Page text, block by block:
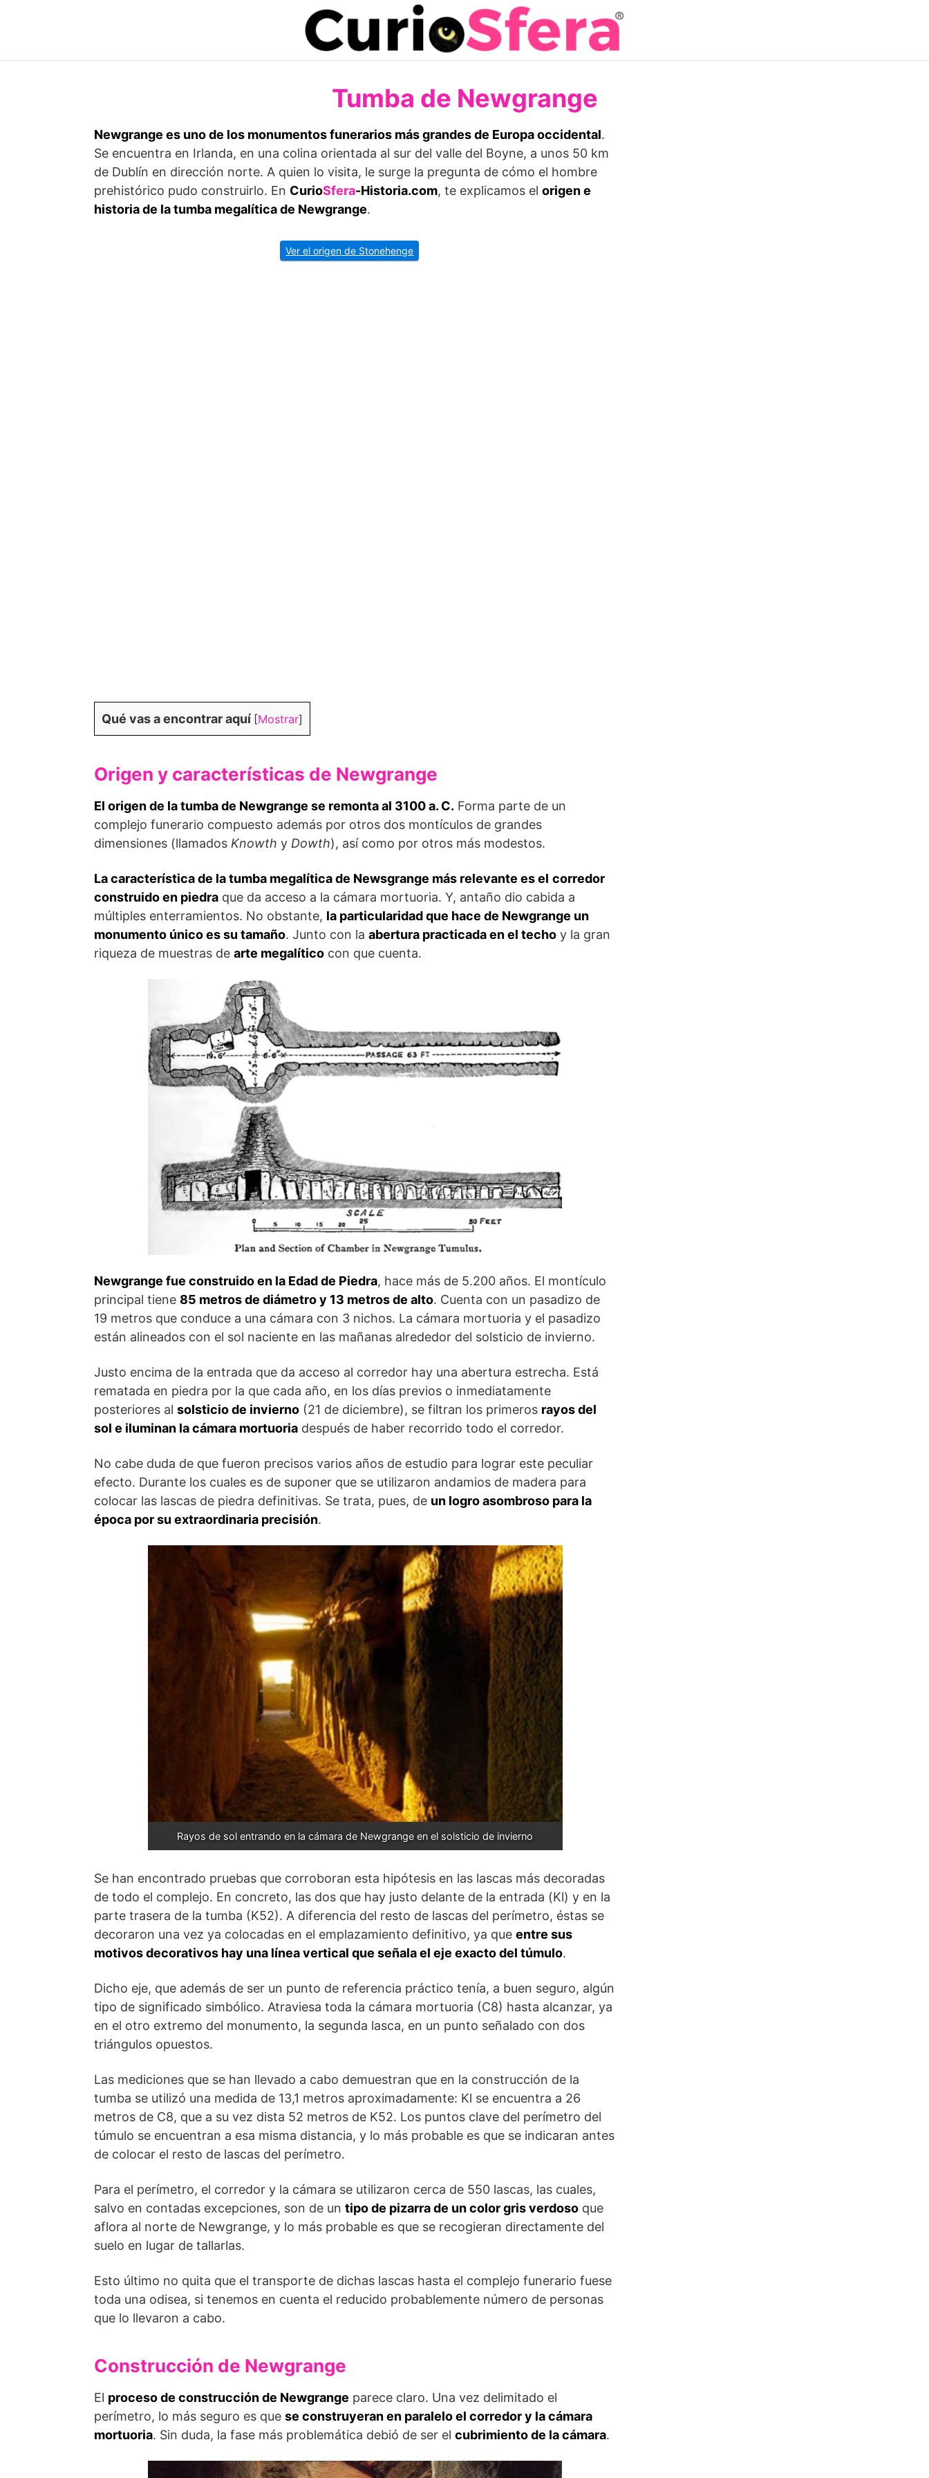
Tumba de Newgrange
Newgrange es uno de los monumentos funera­rios más grandes de Europa occidental.
Se encuentra en Irlanda, en una colina orientada al sur del valle del Boyne, a unos 50 km
de Dublín en dirección norte. A quien lo visita, le surge la pregunta de cómo el hombre
prehistórico pudo construirlo. En CurioSfera-Historia.com, te explicamos el origen e
historia de la tumba megalítica de Newgrange.
Ver el origen de Stonehenge
Qué vas a encontrar aquí [Mostrar]
Origen y características de Newgrange
El origen de la tumba de Newgrange se remonta al 3100 a. C. Forma parte de un
complejo funerario compuesto además por otros dos montículos de grandes
dimensiones (llamados Knowth y Dowth), así como por otros más modestos.
La característica de la tumba megalítica de Newsgrange más relevante es el corredor
construido en piedra que da acceso a la cámara mortuoria. Y, antaño dio cabida a
múltiples enterramientos. No obstante, la particularidad que hace de Newgrange un
monumento único es su tamaño. Junto con la abertura practicada en el techo y la gran
riqueza de muestras de arte megalítico con que cuenta.
Newgrange fue construido en la Edad de Piedra, hace más de 5.200 años. El montículo
principal tiene 85 metros de diámetro y 13 metros de alto. Cuenta con un pasadizo de
19 metros que conduce a una cámara con 3 nichos. La cámara mortuoria y el pasadizo
están alineados con el sol naciente en las mañanas alrededor del solsticio de invierno.
Justo encima de la entrada que da acceso al corredor hay una abertura estrecha. Está
rematada en piedra por la que cada año, en los días previos o inmediatamente
posteriores al solsticio de invierno (21 de diciembre), se filtran los primeros rayos del
sol e iluminan la cámara mortuo­ria después de haber recorrido todo el corredor.
No cabe duda de que fueron precisos varios años de estudio para lograr este peculiar
efecto. Durante los cuales es de suponer que se utilizaron andamios de madera para
colocar las lascas de piedra definitivas. Se trata, pues, de un logro asombroso para la
época por su extraordinaria precisión.
Rayos de sol entrando en la cámara de Newgrange en el solsticio de invierno
Se han encontrado pruebas que corroboran esta hipótesis en las lascas más decoradas
de todo el complejo. En concreto, las dos que hay justo delante de la entrada (Kl) y en la
parte trasera de la tumba (K52). A diferencia del resto de lascas del perímetro, éstas se
decoraron una vez ya colocadas en el emplazamiento definitivo, ya que entre sus
motivos decorativos hay una línea vertical que señala el eje exacto del túmulo.
Dicho eje, que además de ser un punto de referencia práctico tenía, a buen seguro, algún
tipo de significado simbólico. Atraviesa toda la cámara mortuoria (C8) hasta alcanzar, ya
en el otro extremo del monumento, la segunda lasca, en un punto señalado con dos
triángulos opuestos.
Las mediciones que se han llevado a cabo demuestran que en la construcción de la
tumba se utilizó una medida de 13,1 metros aproximadamente: Kl se encuentra a 26
metros de C8, que a su vez dista 52 metros de K52. Los puntos clave del perímetro del
túmulo se encuentran a esa misma distancia, y lo más probable es que se indicaran antes
de colocar el resto de lascas del perímetro.
Para el perímetro, el corredor y la cámara se utilizaron cerca de 550 lascas, las cuales,
salvo en contadas excepciones, son de un tipo de pizarra de un color gris verdo­so que
aflora al norte de Newgrange, y lo más probable es que se recogieran directamente del
suelo en lugar de tallar­las.
Esto último no quita que el transporte de dichas las­cas hasta el complejo funerario fuese
toda una odisea, si tenemos en cuenta el reducido probablemente número de personas
que lo llevaron a cabo.
Construcción de Newgrange
El proceso de construcción de Newgrange parece claro. Una vez delimitado el
perímetro, lo más seguro es que se construyeran en paralelo el corredor y la cámara
mor­tuoria. Sin duda, la fase más problemática debió de ser el cubrimiento de la cámara.